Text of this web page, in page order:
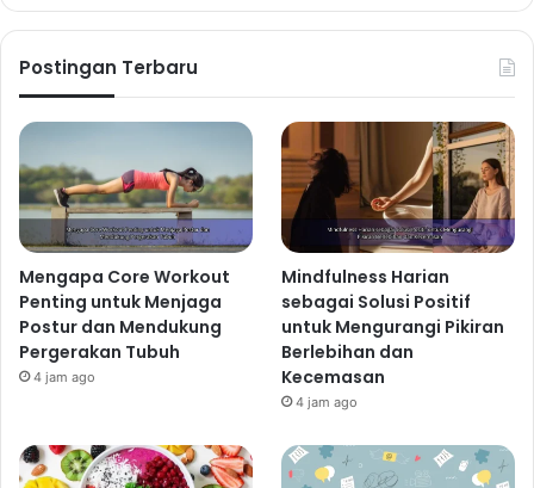
Postingan Terbaru
Mengapa Core Workout
Penting untuk Menjaga
Postur dan Mendukung
Pergerakan Tubuh
4 jam ago
Mindfulness Harian
sebagai Solusi Positif
untuk Mengurangi Pikiran
Berlebihan dan
Kecemasan
4 jam ago